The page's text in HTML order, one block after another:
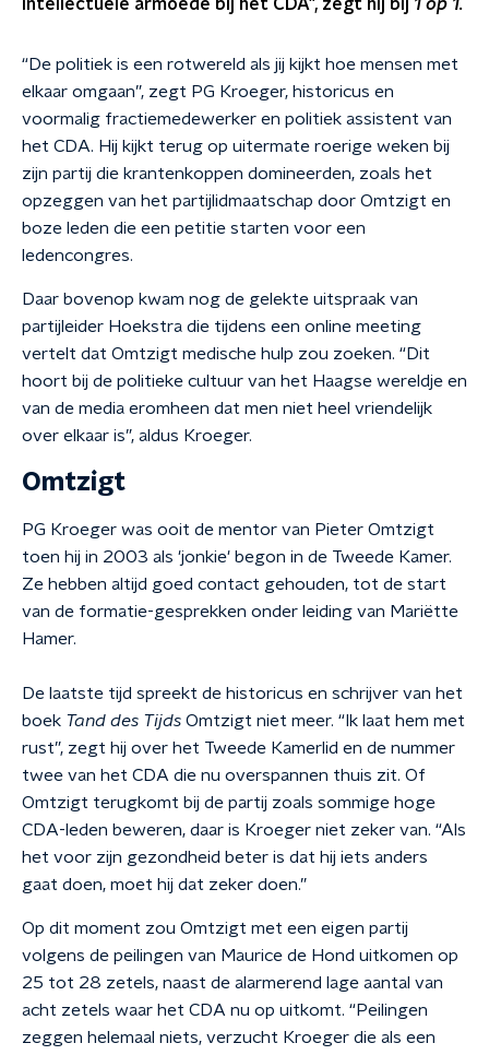
intellectuele armoede bij het CDA", zegt hij bij 1 op 1.
“De politiek is een rotwereld als jij kijkt hoe mensen met
elkaar omgaan”, zegt PG Kroeger, historicus en
voormalig fractiemedewerker en politiek assistent van
het CDA. Hij kijkt terug op uitermate roerige weken bij
zijn partij die krantenkoppen domineerden, zoals het
opzeggen van het partijlidmaatschap door Omtzigt en
boze leden die een petitie starten voor een
ledencongres.
Daar bovenop kwam nog de gelekte uitspraak van
partijleider Hoekstra die tijdens een online meeting
vertelt dat Omtzigt medische hulp zou zoeken. “Dit
hoort bij de politieke cultuur van het Haagse wereldje en
van de media eromheen dat men niet heel vriendelijk
over elkaar is”, aldus Kroeger.
Omtzigt
PG Kroeger was ooit de mentor van Pieter Omtzigt
toen hij in 2003 als 'jonkie' begon in de Tweede Kamer.
Ze hebben altijd goed contact gehouden, tot de start
van de formatie-gesprekken onder leiding van Mariëtte
Hamer.
De laatste tijd spreekt de historicus en schrijver van het
boek Tand des Tijds Omtzigt niet meer. “Ik laat hem met
rust”, zegt hij over het Tweede Kamerlid en de nummer
twee van het CDA die nu overspannen thuis zit. Of
Omtzigt terugkomt bij de partij zoals sommige hoge
CDA-leden beweren, daar is Kroeger niet zeker van. “Als
het voor zijn gezondheid beter is dat hij iets anders
gaat doen, moet hij dat zeker doen.”
Op dit moment zou Omtzigt met een eigen partij
volgens de peilingen van Maurice de Hond uitkomen op
25 tot 28 zetels, naast de alarmerend lage aantal van
acht zetels waar het CDA nu op uitkomt. “Peilingen
zeggen helemaal niets, verzucht Kroeger die als een